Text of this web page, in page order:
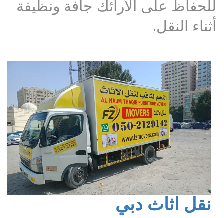
للحفاظ على الأرائك جافة ونظيفة
أثناء النقل.
نقل اثاث دبي